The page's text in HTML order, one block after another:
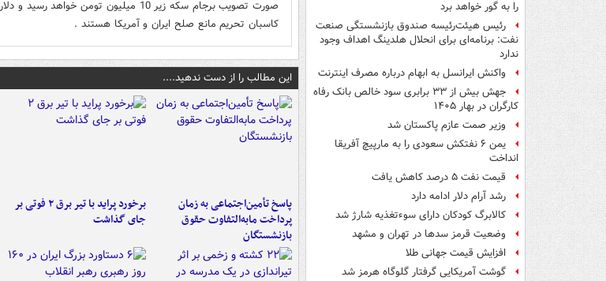
را به گور خواهد برد
رئیس هیئت‌رئیسه صندوق بازنشستگی صنعت
نفت: برنامه‌ای برای انحلال هلدینگ اهداف وجود
ندارد
واکنش ایرانسل به ابهام درباره مصرف اینترنت
جهش بیش از ۳۳ برابری سود خالص بانک رفاه
کارگران در بهار ۱۴۰۵
وزیر صمت عازم پاکستان شد
یمن ۶ نفتکش سعودی را به مارپیچ آفریقا
انداخت
قیمت نفت ۵ درصد کاهش یافت
رشد آرام دلار ادامه دارد
کالابرگ کودکان دارای سوءتغذیه شارژ شد
وضعیت قرمز سدها در تهران و مشهد
افزایش قیمت جهانی طلا
گوشت آمریکایی گرفتار گلوگاه هرمز شد
کاسبان تحریم مانع صلح ایران و آمریکا هستند .
این مطالب را از دست ندهید....
پاسخ تأمین‌اجتماعی به زمان
پرداخت مابه‌التفاوت حقوق
بازنشستگان
برخورد پراید با تیر برق ۲ فوتی بر
جای گذاشت